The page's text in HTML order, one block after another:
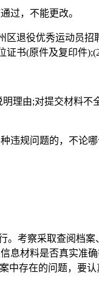
过，不能更改。
退役优秀运动员
书(原件及复印件
理由;对提交材料
规问题的，不论
。考察采取查阅档
材料是否真实准
存在的问题，要